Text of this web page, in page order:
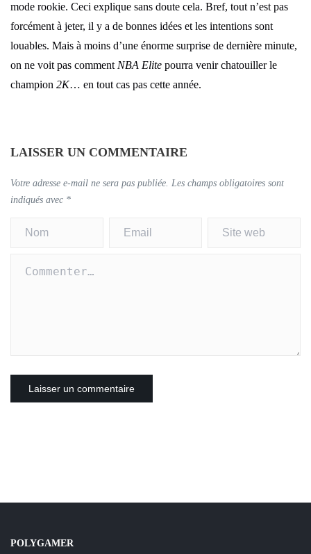
mode rookie. Ceci explique sans doute cela. Bref, tout n’est pas
forcément à jeter, il y a de bonnes idées et les intentions sont
louables. Mais à moins d’une énorme surprise de dernière minute,
on ne voit pas comment NBA Elite pourra venir chatouiller le
champion 2K… en tout cas pas cette année.
LAISSER UN COMMENTAIRE
Votre adresse e-mail ne sera pas publiée. Les champs obligatoires sont
indiqués avec *
POLYGAMER